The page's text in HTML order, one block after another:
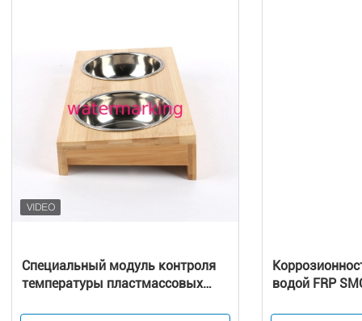
Специальный модуль контроля
температуры пластмассовых
водой FRP